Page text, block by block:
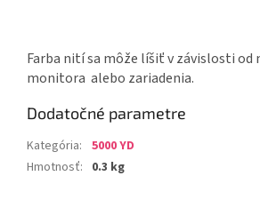
Farba nití sa môže líšiť v závislosti od
monitora alebo zariadenia.
Dodatočné parametre
Kategória: 5000 YD
Hmotnosť: 0.3 kg